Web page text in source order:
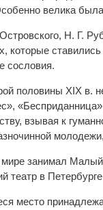
велика
Н. Г.
которые
сословия.
половины XIX
взывая к
занимал
театр в
место